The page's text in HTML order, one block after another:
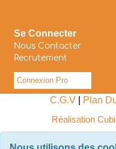
Se Connecter
Nous Contacter
Recrutement
Connexion Pro
C.G.V| Plan
Réalisation